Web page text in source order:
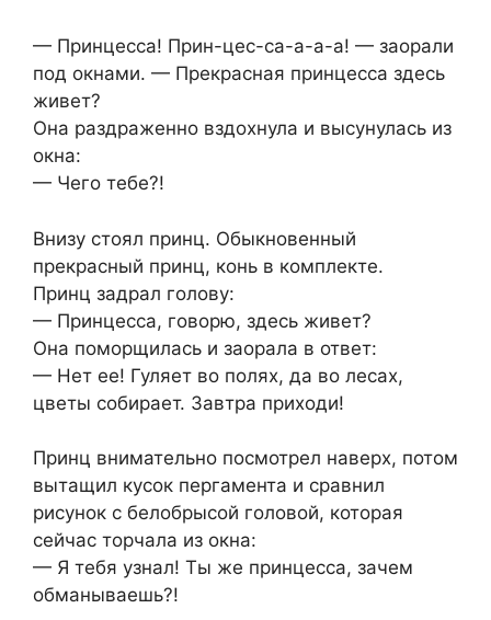
— Принцесса! Прин-цес-са-а-а-а! — заорали
под окнами. — Прекрасная принцесса здесь
живет?
Она раздраженно вздохнула и высунулась из
окна:
— Чего тебе?!
Внизу стоял принц. Обыкновенный
прекрасный принц, конь в комплекте.
Принц задрал голову:
— Принцесса, говорю, здесь живет?
Она поморщилась и заорала в ответ:
— Нет ее! Гуляет во полях, да во лесах,
цветы собирает. Завтра приходи!
Принц внимательно посмотрел наверх, потом
вытащил кусок пергамента и сравнил
рисунок с белобрысой головой, которая
сейчас торчала из окна:
— Я тебя узнал! Ты же принцесса, зачем
обманываешь?!